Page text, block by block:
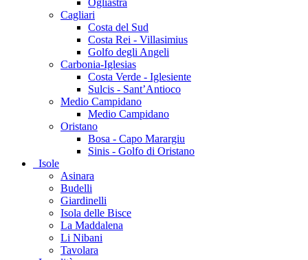
Ogliastra
Cagliari
Costa del Sud
Costa Rei - Villasimius
Golfo degli Angeli
Carbonia-Iglesias
Costa Verde - Iglesiente
Sulcis - Sant’Antioco
Medio Campidano
Medio Campidano
Oristano
Bosa - Capo Marargiu
Sinis - Golfo di Oristano
Isole
Asinara
Budelli
Giardinelli
Isola delle Bisce
La Maddalena
Li Nibani
Tavolara